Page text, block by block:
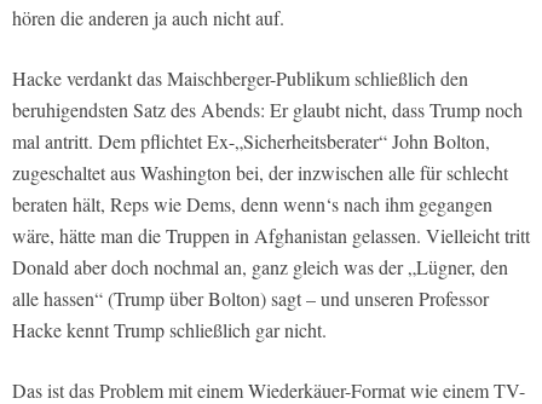
hören die anderen ja auch nicht auf.
Hacke verdankt das Maischberger-Publikum schließlich den
beruhigendsten Satz des Abends: Er glaubt nicht, dass Trump noch
mal antritt. Dem pflichtet Ex-„Sicherheitsberater“ John Bolton,
zugeschaltet aus Washington bei, der inzwischen alle für schlecht
beraten hält, Reps wie Dems, denn wenn‘s nach ihm gegangen
wäre, hätte man die Truppen in Afghanistan gelassen. Vielleicht tritt
Donald aber doch nochmal an, ganz gleich was der „Lügner, den
alle hassen“ (Trump über Bolton) sagt – und unseren Professor
Hacke kennt Trump schließlich gar nicht.
Das ist das Problem mit einem Wiederkäuer-Format wie einem TV-